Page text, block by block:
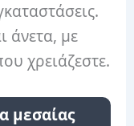
άνετα, με
χρειάζεστε.
μεσαίας